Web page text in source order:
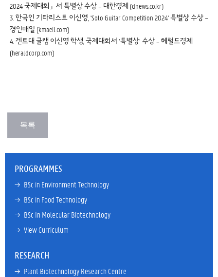
2024 국제대회」서 특별상 수상 – 대한경제 (dnews.co.kr)
3. 한국인 기타리스트 이신영, 'Solo Guitar Competition 2024' 특별상 수상 –
경인매일 (kmaeil.com)
4. 겐트대 글캠 이신영 학생, 국제대회서 ‘특별상’ 수상 – 헤럴드경제
(heraldcorp.com)
PROGRAMMES
→ BSc in Environment Technology
→ BSc in Food Technology
→ BSc In Molecular Biotechnology
→ View Curriculum
RESEARCH
→ Plant Biotechnology Research Centre